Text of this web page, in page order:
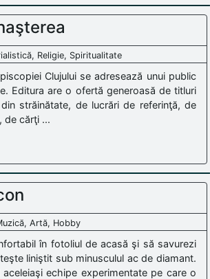
Religie, Spiritualitate
Clujului se adresează unui public
Editura are o ofertă generoasă de titluri
străinătate, de lucrări de referinţă, de
de cărţi ...
Artă, Hobby
în fotoliul de acasă şi să savurezi
liniştit sub minusculul ac de diamant.
echipe experimentate pe care o